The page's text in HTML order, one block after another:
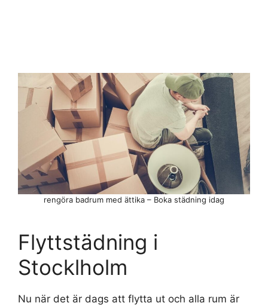
Flyttstädning i
Stocklholm
Nu när det är dags att flytta ut och alla rum är
rengöra badrum med ättika – Boka städning idag